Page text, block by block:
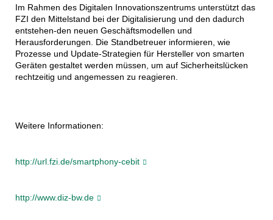
Im Rahmen des Digitalen Innovationszentrums unterstützt das
FZI den Mittelstand bei der Digitalisierung und den dadurch
entstehen-den neuen Geschäftsmodellen und
Herausforderungen. Die Standbetreuer informieren, wie
Prozesse und Update-Strategien für Hersteller von smarten
Geräten gestaltet werden müssen, um auf Sicherheitslücken
rechtzeitig und angemessen zu reagieren.
Weitere Informationen:
http://url.fzi.de/smartphony-cebit
http://www.diz-bw.de